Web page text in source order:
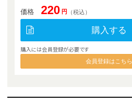
価格 220 円 （税込）
購入する
購入には会員登録が必要です
会員登録はこちら